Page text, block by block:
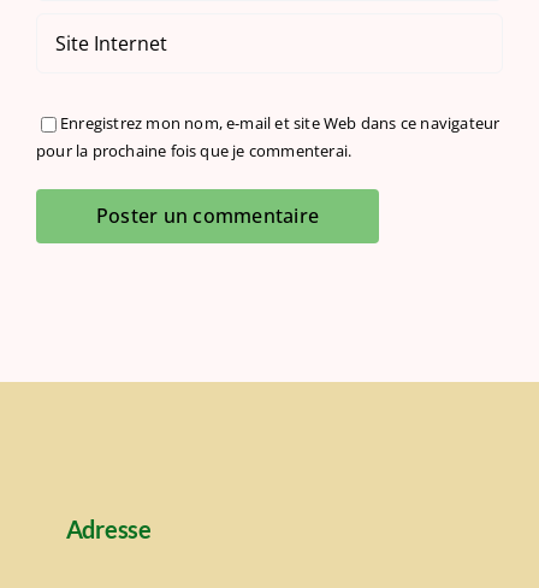
Enregistrez mon nom, e-mail et site Web dans ce navigateur
pour la prochaine fois que je commenterai.
Adresse